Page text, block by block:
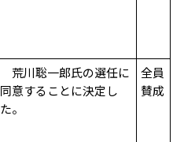
荒川聡一郎氏の選任に
同意することに決定し
た。
全員
賛成